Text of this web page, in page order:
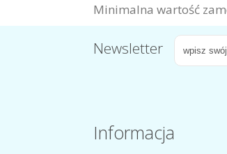
Minimalna wartość
Newsletter
Informacja